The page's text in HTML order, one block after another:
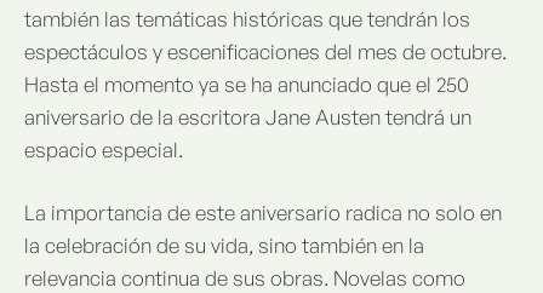
también las temáticas históricas que tendrán los
espectáculos y escenificaciones del mes de octubre.
Hasta el momento ya se ha anunciado que el 250
aniversario de la escritora Jane Austen tendrá un
espacio especial.
La importancia de este aniversario radica no solo en
la celebración de su vida, sino también en la
relevancia continua de sus obras. Novelas como